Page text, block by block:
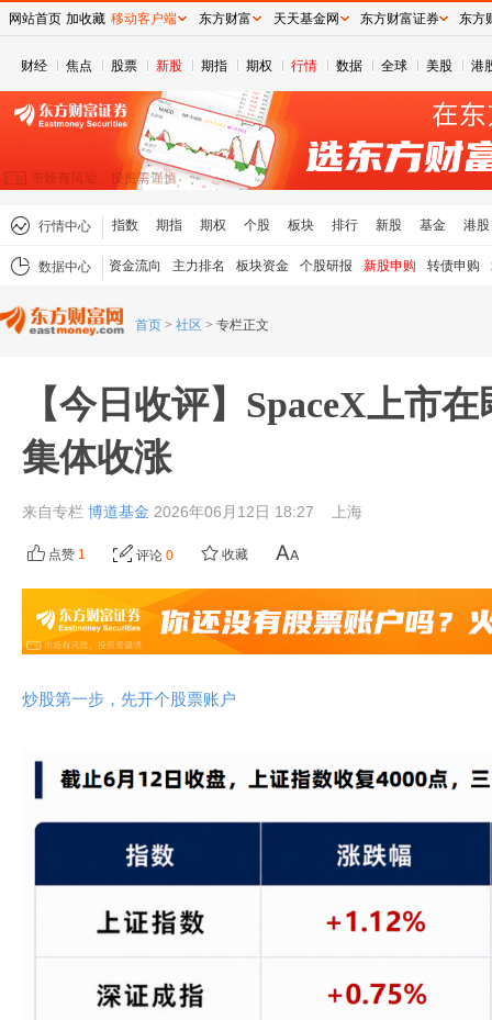
财经 焦点 股票 新股 期指 期权 行情 数据 全球 美股 港
行情中心 指数 期指 期权 个股 板块 排行 新股 基金 港股
数据中心 资金流向 主力排名 板块资金 个股研报 新股申购 转债申购
首页 > 社区 > 专栏正文
【今日收评】SpaceX上市
集体收涨
来自专栏 博道基金 2026年06月12日 18:27 上海
点赞 1 评论 0 收藏
炒股第一步，先开个股票账户
网站首页 加收藏 移动客户端 东方财富 天天基金网 东方财富证券 东方